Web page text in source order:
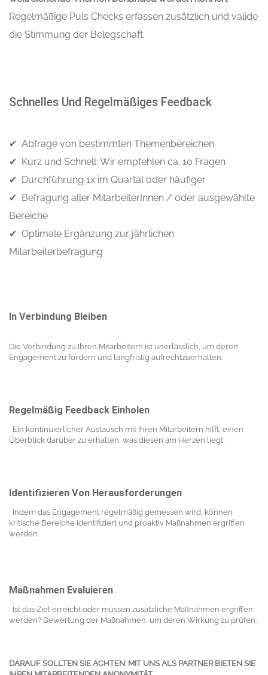
Regelmäßige Puls Checks erfassen zusätzlich und valide
die Stimmung der Belegschaft.
Schnelles Und Regelmäßiges Feedback
✔ Abfrage von bestimmten Themenbereichen
✔ Kurz und Schnell: Wir empfehlen ca. 10 Fragen
✔ Durchführung 1x im Quartal oder häufiger
✔ Befragung aller MitarbeiterInnen / oder ausgewählte
Bereiche
✔ Optimale Ergänzung zur jährlichen
Mitarbeiterbefragung
In Verbindung Bleiben
Die Verbindung zu Ihren Mitarbeitern ist unerlässlich, um deren
Engagement zu fördern und langfristig aufrechtzuerhalten.
Regelmäßig Feedback Einholen
Ein kontinuierlicher Austausch mit Ihren Mitarbeitern hilft, einen
Überblick darüber zu erhalten, was diesen am Herzen liegt.
Identifizieren Von Herausforderungen
Indem das Engagement regelmäßig gemessen wird, können
kritische Bereiche identifiziert und proaktiv Maßnahmen ergriffen
werden.
Maßnahmen Evaluieren
Ist das Ziel erreicht oder müssen zusätzliche Maßnahmen ergriffen
werden? Bewertung der Maßnahmen, um deren Wirkung zu prüfen.
DARAUF SOLLTEN SIE ACHTEN: MIT UNS ALS PARTNER BIETEN SIE